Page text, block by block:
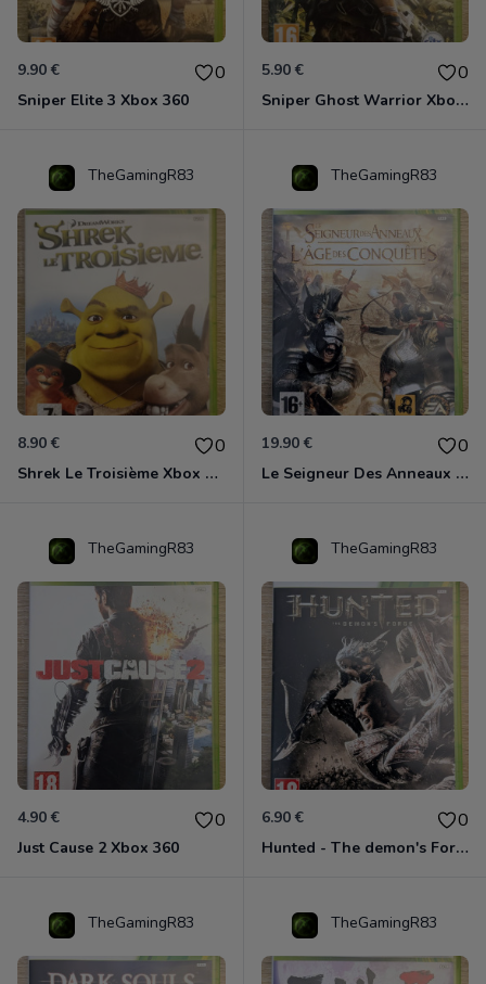
9.90 € 0
Sniper Elite 3 Xbox 360
5.90 € 0
Sniper Ghost Warrior Xbox 360
TheGamingR83
8.90 € 0
Shrek Le Troisième Xbox 360
TheGamingR83
19.90 € 0
Le Seigneur Des Anneaux - L'âge Des Conquêtes Xbox 360
TheGamingR83
4.90 € 0
Just Cause 2 Xbox 360
TheGamingR83
6.90 € 0
Hunted - The demon's Forge Xbox 360 (Complet CIB)
TheGamingR83 TheGamingR83